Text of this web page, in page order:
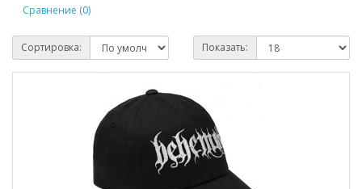
Сравнение (0)
Сортировка: Показать: